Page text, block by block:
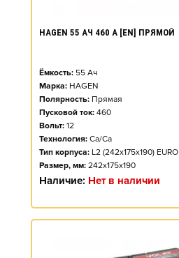
HAGEN 55 АЧ 460 А [EN] ПРЯМОЙ
Ёмкость: 55 Ач
Марка: HAGEN
Полярность: Прямая
Пусковой ток: 460
Вольт: 12
Технология: Ca/Ca
Тип корпуса: L2 (242x175x190) EURO
Размер, мм: 242x175x190
Наличие: Нет в наличии